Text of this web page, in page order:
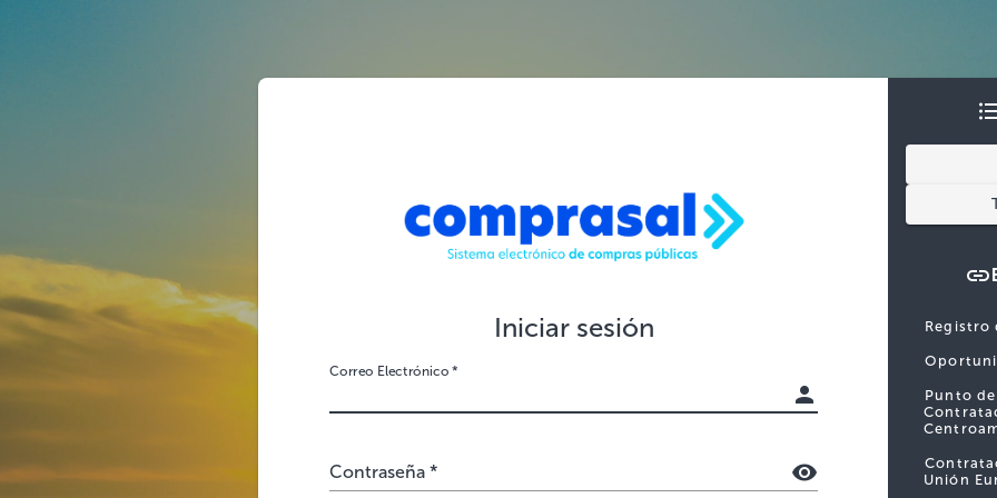
Iniciar sesión
Correo Electrónico *
Contraseña *
Registro
Punto
Unión